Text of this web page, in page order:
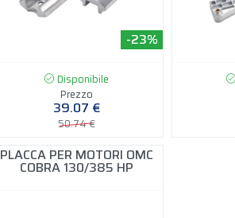
-23%
Disponibile
Prezzo
39.07 €
50.74 €
PLACCA PER MOTORI OMC
COBRA 130/385 HP